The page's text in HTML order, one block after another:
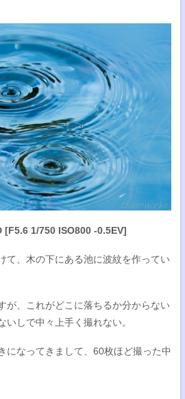
1/750 ISO800 -0.5EV]
て、木の下にある池に波紋を作ってい
が、これがどこに落ちるか分からない
いしで中々上手く撮れない。
になってきまして、60枚ほど撮った中